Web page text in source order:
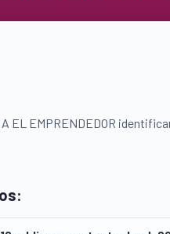
EL EMPRENDEDOR